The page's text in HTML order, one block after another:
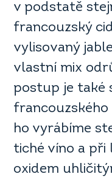
v podstatě
francouzský
vylisovaný
vlastní mix
postup je také
francouzského
ho vyrábíme
tiché víno a při
oxidem